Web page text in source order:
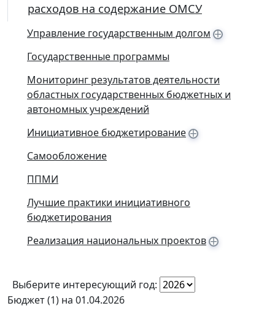
Выберите интересующий год:
Бюджет (1) на 01.04.2026
расходов на содержание ОМСУ
Управление государственным долгом +
Государственные программы
Мониторинг результатов деятельности
областных государственных бюджетных и
автономных учреждений
Инициативное бюджетирование +
Самообложение
ППМИ
Лучшие практики инициативного
бюджетирования
Реализация национальных проектов +